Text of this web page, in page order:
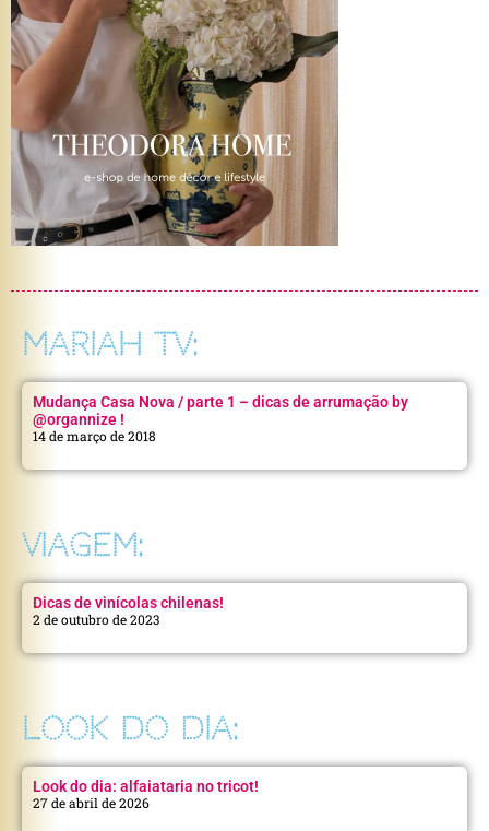
MARIAH TV:
Mudança Casa Nova / parte 1 – dicas de arrumação by
@organnize !
14 de março de 2018
VIAGEM:
Dicas de vinícolas chilenas!
2 de outubro de 2023
LOOK DO DIA:
Look do dia: alfaiataria no tricot!
27 de abril de 2026